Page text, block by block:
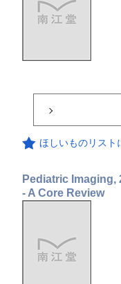
ほしいものリスト
Pediatric Imaging,
- A Core Review